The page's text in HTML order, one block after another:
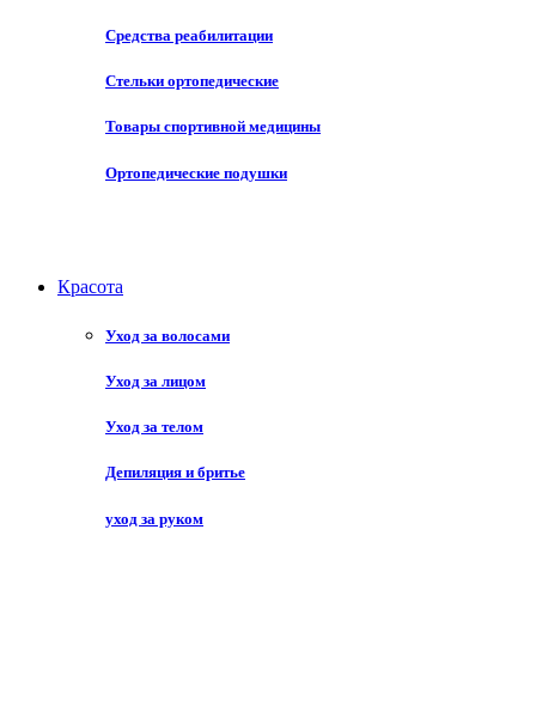
Средства реабилитации
Стельки ортопедические
Товары спортивной медицины
Ортопедические подушки
Красота
Уход за волосами
Уход за лицом
Уход за телом
Депиляция и бритье
уход за руком